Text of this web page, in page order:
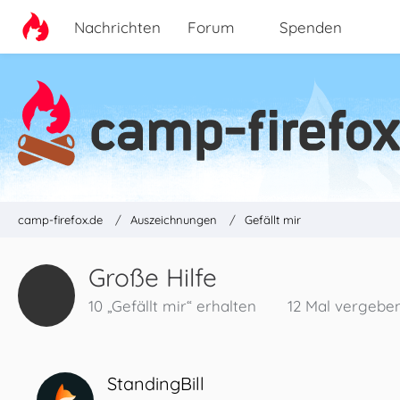
Nachrichten Forum Spenden
camp-firefox.de Auszeichnungen Gefällt mir
Große Hilfe
10 „Gefällt mir“ erhalten 12 Mal
StandingBill